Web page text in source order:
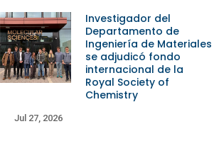
Investigador del
Departamento de
Ingeniería de Materiales
se adjudicó fondo
internacional de la
Royal Society of
Chemistry
Jul 27, 2026